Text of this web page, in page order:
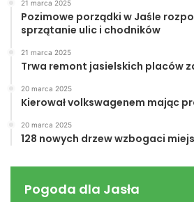
21 marca 2025
Pozimowe porządki w Jaśle
sprzątanie ulic i chodników
21 marca 2025
Trwa remont jasielskich placów
20 marca 2025
Kierował volkswagenem mając
20 marca 2025
128 nowych drzew wzbogaci
Pogoda dla Jasła